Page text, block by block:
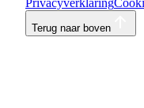
Terug naar boven